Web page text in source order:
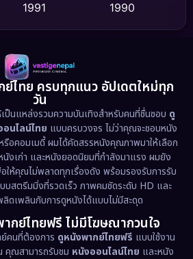
(75)
(13)
(5)
รคดี (93)
(1,486)
(17)
(61)
1991
1990
1988
1986
1983
1978
1974
1962
ไทย ครบทุกแนว อัปเดตใหม่ทุก
วัน
ป็นแหล่งรวมความบันเทิงสำหรับคนที่ชื่นชอบ ดู
นไลน์ไทย แบบครบวงจร ไม่ว่าคุณจะชอบหนัง
อคอมเมดี้ ผมได้คัดสรรหนังคุณภาพมาให้เลือก
นังเก่า และหนังยอดนิยมที่กำลังมาแรง ผมยัง
ให้คุณไม่พลาดทุกเรื่องดัง พร้อมรองรับการรับ
สตรีมมิ่งที่รวดเร็ว ภาพคมชัดระดับ HD และ
ดเพลินกับการดูหนังได้แบบไม่มีสะดุด
กย์ไทยฟรี ไม่มีโฆษณากวนใจ
คนที่ต้องการ ดูหนังพากย์ไทยฟรี แบบใช้งาน
คุณสามารถรับชม หนังออนไลน์ไทย และหนัง